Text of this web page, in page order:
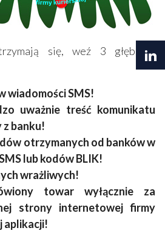
się, weź 3 głębokie
wiadomości SMS!
uważnie treść komunikatu
z banku!
otrzymanych od banków w
lub kodów BLIK!
wrażliwych!
towar wyłącznie za
strony internetowej firmy
aplikacji!